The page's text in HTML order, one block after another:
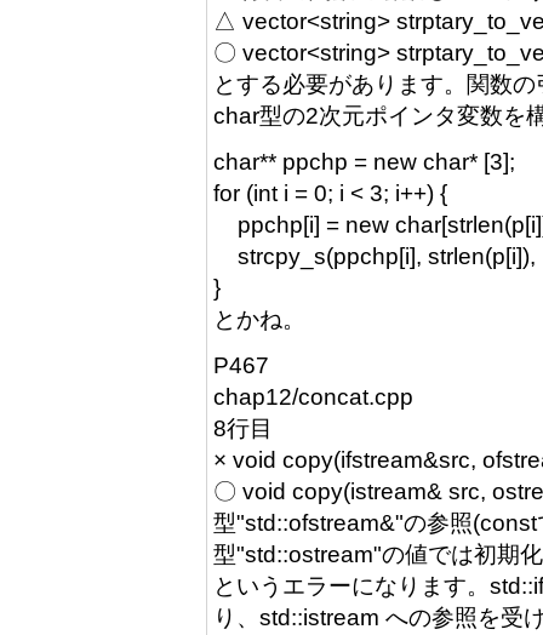
△ vector<string>
〇 vector<string>
とする必要があります。関数
char型の2次元ポインタ変数を
char** ppchp = new char* [3];
for (int i = 0; i < 3; i++) {
ppchp[i] = new
strcpy_s(ppchp[i], strlen(p[i]),
}
とかね。
P467
chap12/concat.cpp
8行目
× void copy(ifstream&src,
〇 void copy(istream& src,
型"std::ofstream&"の参照
型"std::ostream"の値では初期
というエラーになります。
り、std::istream への参照を受